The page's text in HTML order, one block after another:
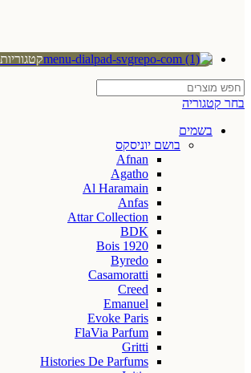
קטגוריות
בחר קטגוריה
בשמים
בושם יוניסקס
Afnan
Agatho
Al Haramain
Anfas
Attar Collection
BDK
Bois 1920
Byredo
Casamoratti
Creed
Emanuel
Evoke Paris
FlaVia Parfum
Gritti
Histories De Parfums